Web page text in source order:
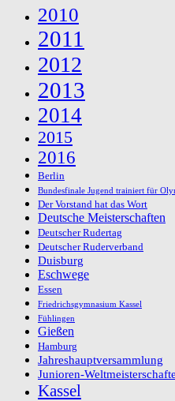
2010
2011
2012
2013
2014
2015
2016
Berlin
Bundesfinale Jugend trainiert für
Der Vorstand hat das Wort
Deutsche Meisterschaften
Deutscher Rudertag
Deutscher Ruderverband
Duisburg
Eschwege
Essen
Friedrichsgymnasium Kassel
Fühlingen
Gießen
Hamburg
Jahreshauptversammlung
Junioren-
Kassel